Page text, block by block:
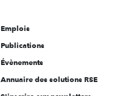
Emplois
Publications
Évènements
Annuaire des solutions RSE